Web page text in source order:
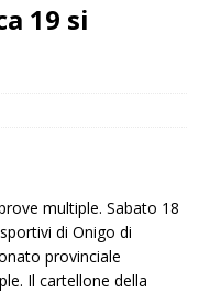
19 si
multiple. Sabato 18
di Onigo di
provinciale
Il cartellone della